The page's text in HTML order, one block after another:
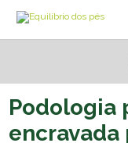
Podologia
encravada